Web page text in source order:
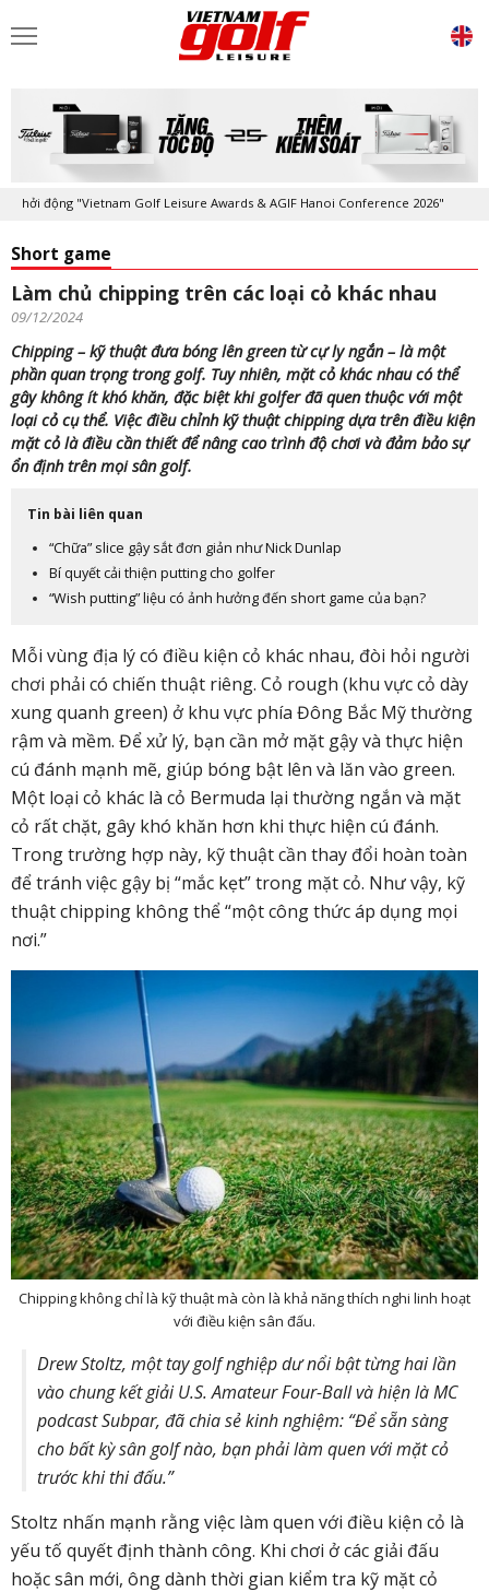
động "Vietnam Golf Leisure Awards & AGIF Hanoi Conference 2026"
Short game
Làm chủ chipping trên các loại cỏ khác nhau
09/12/2024
Chipping – kỹ thuật đưa bóng lên green từ cự ly ngắn – là một
phần quan trọng trong golf. Tuy nhiên, mặt cỏ khác nhau có thể
gây không ít khó khăn, đặc biệt khi golfer đã quen thuộc với một
loại cỏ cụ thể. Việc điều chỉnh kỹ thuật chipping dựa trên điều kiện
mặt cỏ là điều cần thiết để nâng cao trình độ chơi và đảm bảo sự
ổn định trên mọi sân golf.
Tin bài liên quan
“Chữa” slice gậy sắt đơn giản như Nick Dunlap
Bí quyết cải thiện putting cho golfer
“Wish putting” liệu có ảnh hưởng đến short game của bạn?
Mỗi vùng địa lý có điều kiện cỏ khác nhau, đòi hỏi người
chơi phải có chiến thuật riêng. Cỏ rough (khu vực cỏ dày
xung quanh green) ở khu vực phía Đông Bắc Mỹ thường
rậm và mềm. Để xử lý, bạn cần mở mặt gậy và thực hiện
cú đánh mạnh mẽ, giúp bóng bật lên và lăn vào green.
Một loại cỏ khác là cỏ Bermuda lại thường ngắn và mặt
cỏ rất chặt, gây khó khăn hơn khi thực hiện cú đánh.
Trong trường hợp này, kỹ thuật cần thay đổi hoàn toàn
để tránh việc gậy bị “mắc kẹt” trong mặt cỏ. Như vậy, kỹ
thuật chipping không thể “một công thức áp dụng mọi
nơi.”
Chipping không chỉ là kỹ thuật mà còn là khả năng thích nghi linh hoạt
với điều kiện sân đấu.
Drew Stoltz, một tay golf nghiệp dư nổi bật từng hai lần
vào chung kết giải U.S. Amateur Four-Ball và hiện là MC
podcast Subpar, đã chia sẻ kinh nghiệm: “Để sẵn sàng
cho bất kỳ sân golf nào, bạn phải làm quen với mặt cỏ
trước khi thi đấu.”
Stoltz nhấn mạnh rằng việc làm quen với điều kiện cỏ là
yếu tố quyết định thành công. Khi chơi ở các giải đấu
hoặc sân mới, ông dành thời gian kiểm tra kỹ mặt cỏ